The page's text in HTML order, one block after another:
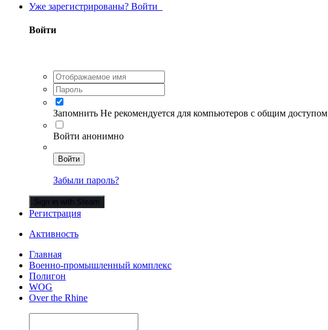
Уже зарегистрированы? Войти
Войти
Запомнить Не рекомендуется для компьютеров с общим доступом
Войти анонимно
Войти
Забыли пароль?
Sign in with Steam
Регистрация
Активность
Главная
Военно-промышленный комплекс
Полигон
WOG
Over the Rhine